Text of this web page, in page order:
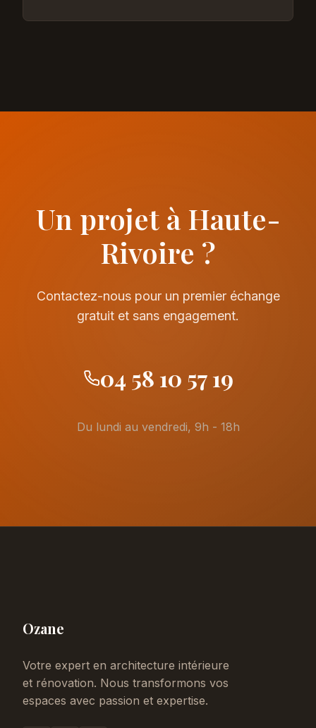
Un projet à Haute-
Rivoire ?
Contactez-nous pour un premier échange
gratuit et sans engagement.
04 58 10 57 19
Du lundi au vendredi, 9h - 18h
Ozane
Votre expert en architecture intérieure
et rénovation. Nous transformons vos
espaces avec passion et expertise.